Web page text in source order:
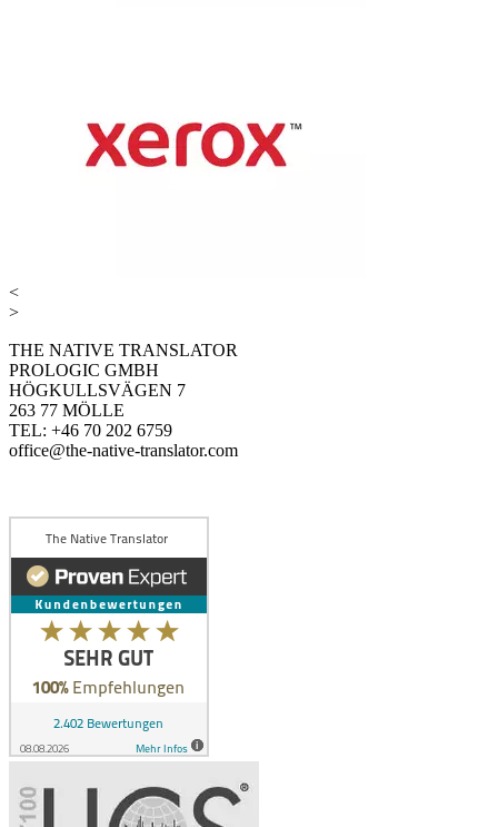
<
>
THE NATIVE TRANSLATOR
PROLOGIC GMBH
HÖGKULLSVÄGEN 7
263 77 MÖLLE
TEL: +46 70 202 6759
office@the-native-translator.com